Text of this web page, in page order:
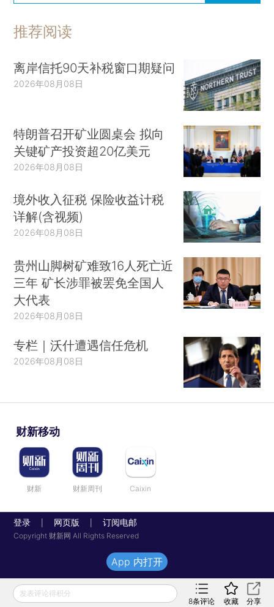
推荐阅读
离岸信托90天补税窗口期疑问
2026年08月08日
特朗普召开矿业圆桌会 拟向
关键矿产投资超20亿美元
2026年08月08日
境外收入征税 保险收益计税
详解(含视频)
2026年08月08日
贵州山脚树矿难致16人死亡近
三年 矿长涉罪被罢免全国人
大代表
2026年08月08日
专栏｜沃什遭遇信任危机
2026年08月08日
财新移动
财新 财新周刊 Caixin
登录 网页版 订阅电邮
Copyright 财新网 All Rights Reserved
发表评论得积分
8条评论 收藏 分享
App 内打开